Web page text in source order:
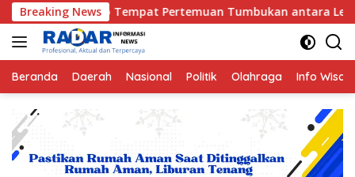
Langsung
ke
konten
Breaking News
Pertemuan Tumbukan antara Lempeng Indo-Australia
Beranda Daerah Nasional Politik Olahraga Info